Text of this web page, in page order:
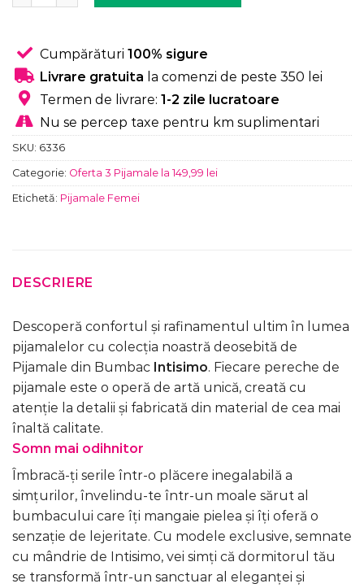
Cumpărături 100% sigure
Livrare gratuita la comenzi de peste 350 lei
Termen de livrare: 1-2 zile lucratoare
Nu se percep taxe pentru km suplimentari
SKU: 6336
Categorie: Oferta 3 Pijamale la 149,99 lei
Etichetă: Pijamale Femei
DESCRIERE
Descoperă confortul și rafinamentul ultim în lumea
pijamalelor cu colecția noastră deosebită de
Pijamale din Bumbac Intisimo. Fiecare pereche de
pijamale este o operă de artă unică, creată cu
atenție la detalii și fabricată din material de cea mai
înaltă calitate.
Somn mai odihnitor
Îmbracă-ți serile într-o plăcere inegalabilă a
simțurilor, învelindu-te într-un moale sărut al
bumbacului care îți mangaie pielea și îți oferă o
senzație de lejeritate. Cu modele exclusive, semnate
cu mândrie de Intisimo, vei simți că dormitorul tău
se transformă într-un sanctuar al eleganței și